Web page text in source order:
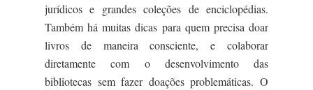
jurídicos e grandes coleções de enciclopédias.
Também há muitas dicas para quem precisa doar
livros de maneira consciente, e colaborar
diretamente com o desenvolvimento das
bibliotecas sem fazer doações problemáticas. O